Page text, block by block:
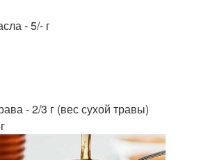
- 5/- г
- 2/3 г (вес сухой травы)